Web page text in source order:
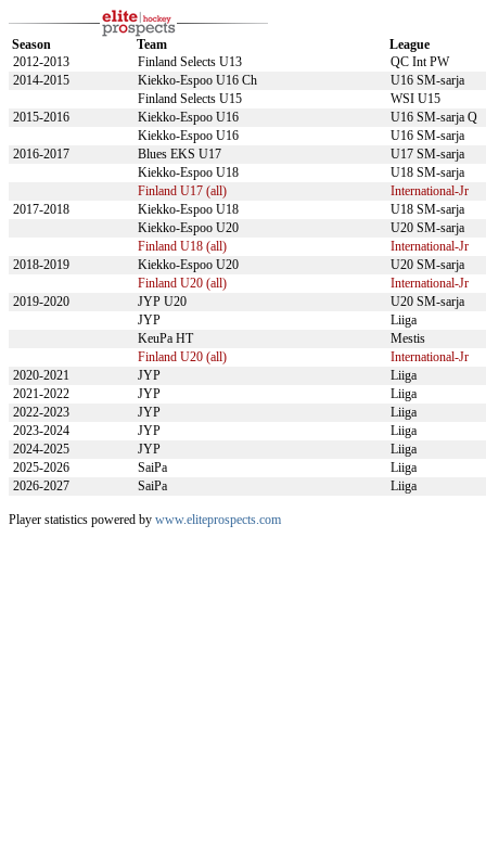
Season Team
League
2012-2013
Finland Selects U13
QC Int PW
2014-2015
Kiekko-Espoo U16 Ch
U16 SM-sarja
Finland Selects U15
WSI U15
2015-2016
Kiekko-Espoo U16
U16 SM-sarja Q
Kiekko-Espoo U16
U16 SM-sarja
2016-2017
Blues EKS U17
U17 SM-sarja
Kiekko-Espoo U18
U18 SM-sarja
Finland U17 (all)
International-Jr
2017-2018
Kiekko-Espoo U18
U18 SM-sarja
Kiekko-Espoo U20
U20 SM-sarja
Finland U18 (all)
International-Jr
2018-2019
Kiekko-Espoo U20
U20 SM-sarja
Finland U20 (all)
International-Jr
2019-2020
JYP U20
U20 SM-sarja
JYP
Liiga
KeuPa HT
Mestis
Finland U20 (all)
International-Jr
2020-2021
JYP
Liiga
2021-2022
JYP
Liiga
2022-2023
JYP
Liiga
2023-2024
JYP
Liiga
2024-2025
JYP
Liiga
2025-2026
SaiPa
Liiga
2026-2027
SaiPa Liiga
Player statistics powered by www.eliteprospects.com